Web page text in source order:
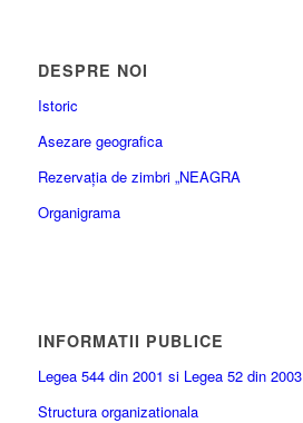
DESPRE NOI
Istoric
Asezare geografica
Rezervația de zimbri „NEAGRA
Organigrama
INFORMATII PUBLICE
Legea 544 din 2001 si Legea 52 din 2003
Structura organizationala